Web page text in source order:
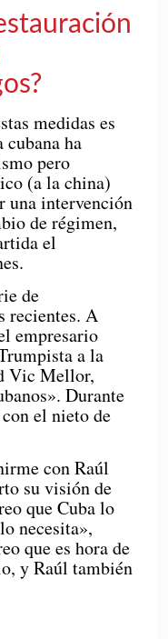
medidas es
ha
pero
(a la china)
una intervención
de régimen,
el
de
recientes. A
empresario
a la
Vic Mellor,
Durante
el nieto de
con Raúl
su visión de
que Cuba lo
necesita»,
que es hora de
y Raúl también